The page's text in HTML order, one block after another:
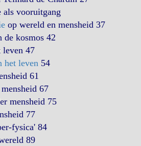
vooruitgang
op wereld en mensheid 37
de kosmos 42
leven 47
het leven 54
61
67
mensheid 75
77
fysica' 84
89